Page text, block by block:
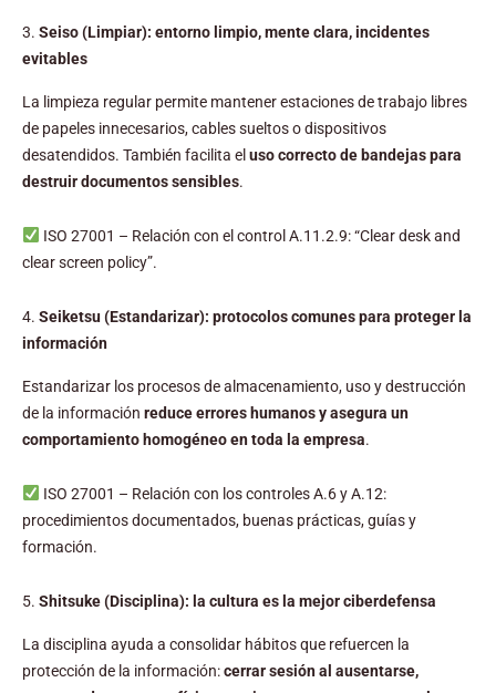
3. Seiso (Limpiar): entorno limpio, mente clara, incidentes
evitables
La limpieza regular permite mantener estaciones de trabajo libres
de papeles innecesarios, cables sueltos o dispositivos
desatendidos. También facilita el uso correcto de bandejas para
destruir documentos sensibles.
ISO 27001 – Relación con el control A.11.2.9: “Clear desk and
clear screen policy”.
4. Seiketsu (Estandarizar): protocolos comunes para proteger la
información
Estandarizar los procesos de almacenamiento, uso y destrucción
de la información reduce errores humanos y asegura un
comportamiento homogéneo en toda la empresa.
ISO 27001 – Relación con los controles A.6 y A.12:
procedimientos documentados, buenas prácticas, guías y
formación.
5. Shitsuke (Disciplina): la cultura es la mejor ciberdefensa
La disciplina ayuda a consolidar hábitos que refuercen la
protección de la información:cerrar sesión al ausentarse,